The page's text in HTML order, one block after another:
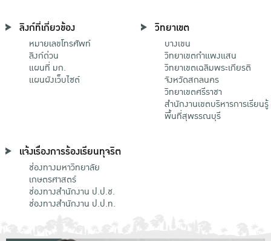
ลิงก์ที่เกี่ยวข้อง
หมายเลขโทรศัพท์
ลิงก์ด่วน
แผนที่ มก.
แผนผังเว็บไซต์
วิทยาเขต
บางเขน
วิทยาเขตกําแพงแสน
วิทยาเขตเฉลิมพระเกียรติ
จังหวัดสกลนคร
วิทยาเขตศรีราชา
สำนักงานเขตบริหารการเรียนรู้
พื้นที่สุพรรณบุรี
แจ้งเรื่องการร้องเรียนทุจริต
ช่องทางมหาวิทยาลัย
เกษตรศาสตร์
ช่องทางสำนักงาน ป.ป.ช.
ช่องทางสำนักงาน ป.ป.ท.